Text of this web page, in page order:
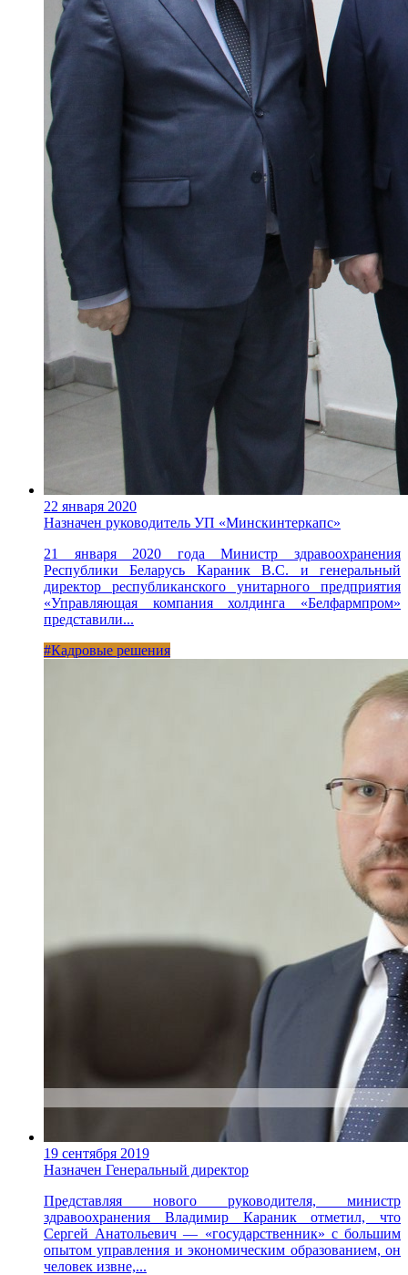
22 января 2020
Назначен руководитель УП «Минскинтеркапс»
21 января 2020 года Министр здравоохранения
Республики Беларусь Караник В.С. и генеральный
директор республиканского унитарного предприятия
«Управляющая компания холдинга «Белфармпром»
представили...
#Кадровые решения
19 сентября 2019
Назначен Генеральный директор
Представляя нового руководителя, министр
здравоохранения Владимир Караник отметил, что
Сергей Анатольевич — «государственник» с большим
опытом управления и экономическим образованием, он
человек извне,...